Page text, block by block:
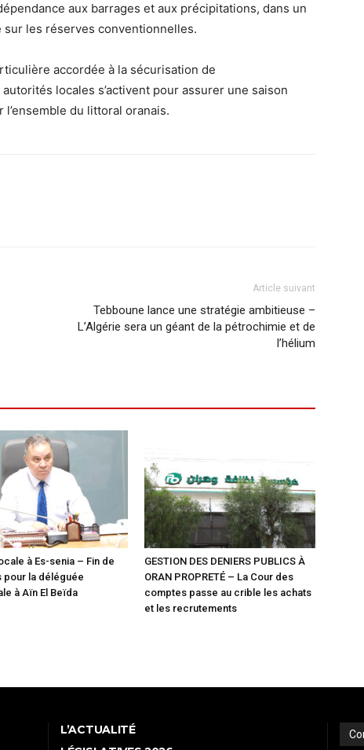
aux barrages et aux précipitations, dans un
les réserves conventionnelles.
accordée à la sécurisation de
locales s’activent pour assurer une saison
du littoral oranais.
Article suivant
Tebboune lance une stratégie ambitieuse –
L’Algérie sera un géant de la pétrochimie et de
l’hélium
à Es-senia – Fin de
pour la déléguée
à Aïn El Beïda
GESTION DES DENIERS PUBLICS À
ORAN PROPRETÉ – La Cour des
comptes passe au crible les achats
et les recrutements
L’ACTUALITÉ